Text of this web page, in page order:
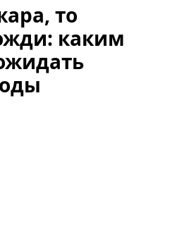
то
каким